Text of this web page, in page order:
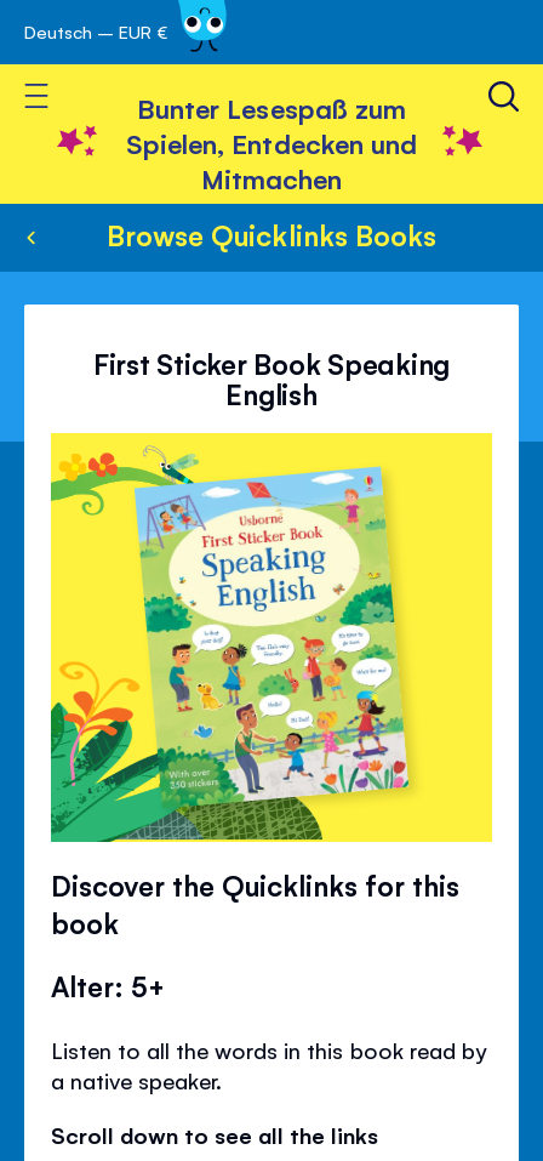
Skip
to
Content
Deutsch – EUR €
Toggle Nav
Bunter Lesespaß zum
Spielen, Entdecken und
Mitmachen
Browse Quicklinks Books
First Sticker Book Speaking
English
Discover the Quicklinks for this
book
Alter: 5+
Listen to all the words in this book read by
a native speaker.
Scroll down to see all the links